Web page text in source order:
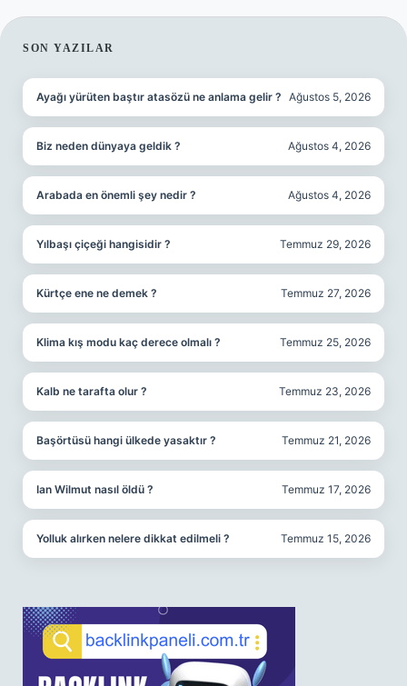
SIDEBAR
SON YAZILAR
Ayağı yürüten baştır atasözü ne anlama gelir ? Ağustos 5, 2026
Biz neden dünyaya geldik ? Ağustos 4, 2026
Arabada en önemli şey nedir ? Ağustos 4, 2026
Yılbaşı çiçeği hangisidir ? Temmuz 29, 2026
Kürtçe ene ne demek ? Temmuz 27, 2026
Klima kış modu kaç derece olmalı ? Temmuz 25, 2026
Kalb ne tarafta olur ? Temmuz 23, 2026
Başörtüsü hangi ülkede yasaktır ? Temmuz 21, 2026
Ian Wilmut nasıl öldü ? Temmuz 17, 2026
Yolluk alırken nelere dikkat edilmeli ? Temmuz 15, 2026